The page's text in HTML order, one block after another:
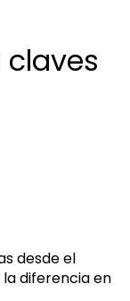
desde el
diferencia en